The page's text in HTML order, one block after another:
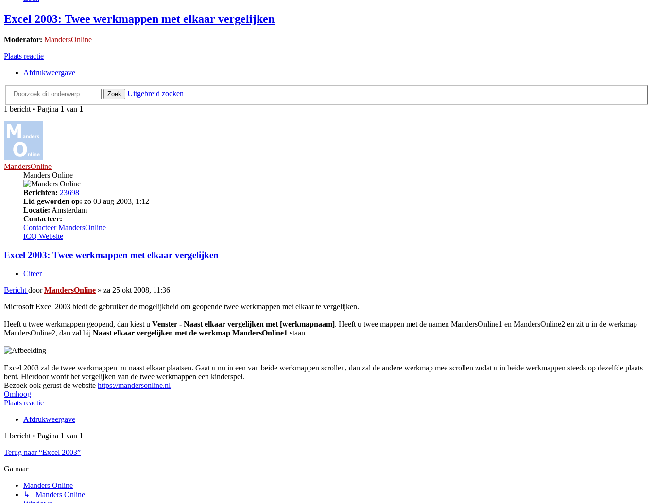
Excel 2003: Twee werkmappen met elkaar vergelijken
Moderator: MandersOnline
Plaats reactie
Afdrukweergave
Zoek
Uitgebreid zoeken
1 bericht • Pagina 1 van 1
MandersOnline
Manders Online
Berichten: 23698
Lid geworden op: zo 03 aug 2003, 1:12
Locatie: Amsterdam
Contacteer:
Contacteer MandersOnline
ICQ Website
Excel 2003: Twee werkmappen met elkaar vergelijken
Citeer
Bericht doorMandersOnline » za 25 okt 2008, 11:36
Microsoft Excel 2003 biedt de gebruiker de mogelijkheid om geopende twee werkmappen met elkaar te vergelijken.
Heeft u twee werkmappen geopend, dan kiest u Venster - Naast elkaar vergelijken met [werkmapnaam]. Heeft u twee mappen met de namen MandersOnline1 en MandersOnline2 en zit u in de werkmap
MandersOnline2, dan zal bij Naast elkaar vergelijken met de werkmap MandersOnline1 staan.
Excel 2003 zal de twee werkmappen nu naast elkaar plaatsen. Gaat u nu in een van beide werkmappen scrollen, dan zal de andere werkmap mee scrollen zodat u in beide werkmappen steeds op dezelfde plaats
bent. Hierdoor wordt het vergelijken van de twee werkmappen een kinderspel.
Bezoek ook gerust de website https://mandersonline.nl
Omhoog
Plaats reactie
Afdrukweergave
1 bericht • Pagina 1 van 1
Terug naar “Excel 2003”
Ga naar
Manders Online
↳ Manders Online